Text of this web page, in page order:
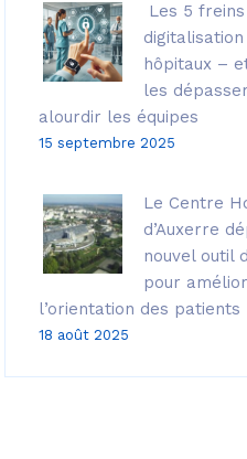
Les 5
digitalisation
hôpitaux –
les
alourdir les équipes
15 septembre 2025
Le Centre
d’Auxerre
nouvel outil
pour
l’orientation des patients
18 août 2025